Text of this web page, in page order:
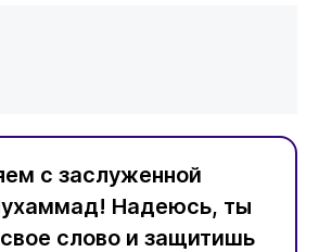
с заслуженной
Надеюсь, ты
слово и защитишь